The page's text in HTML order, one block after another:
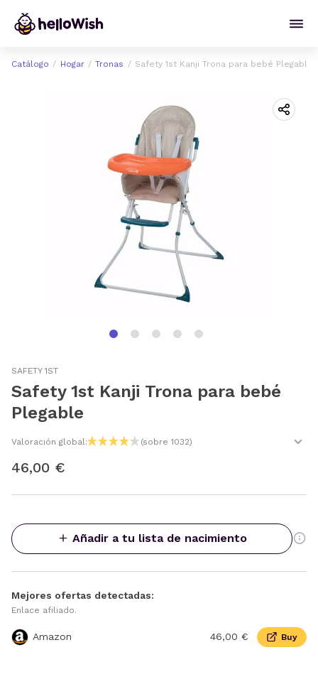
Catálogo Hogar Tronas Safety 1st Kanji Trona para bebé Plegable
SAFETY 1ST
Safety 1st Kanji Trona para bebé
Plegable
Valoración global: (sobre 1032)
46,00 €
Añadir a tu lista de nacimiento
Mejores ofertas detectadas:
Enlace afiliado.
Amazon 46,00 € Buy